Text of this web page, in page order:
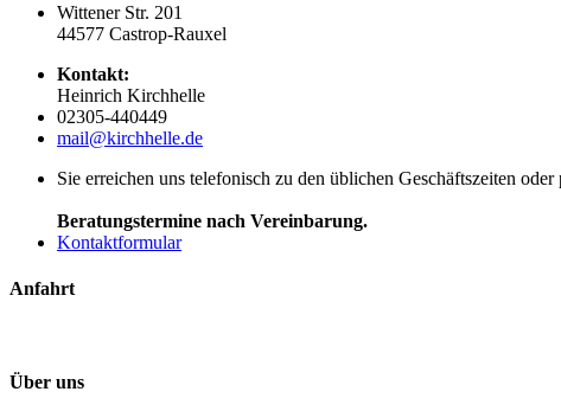
Wittener Str. 201
44577 Castrop-Rauxel
Kontakt:
Heinrich Kirchhelle
02305-440449
mail@kirchhelle.de
Sie erreichen uns telefonisch zu den üblichen Geschäftszeiten
Beratungstermine nach Vereinbarung.
Kontaktformular
Anfahrt
Über uns